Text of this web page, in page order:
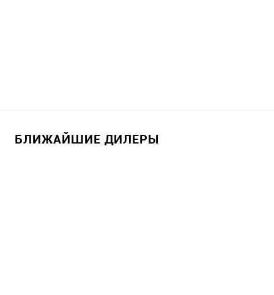
БЛИЖАЙШИЕ ДИЛЕРЫ